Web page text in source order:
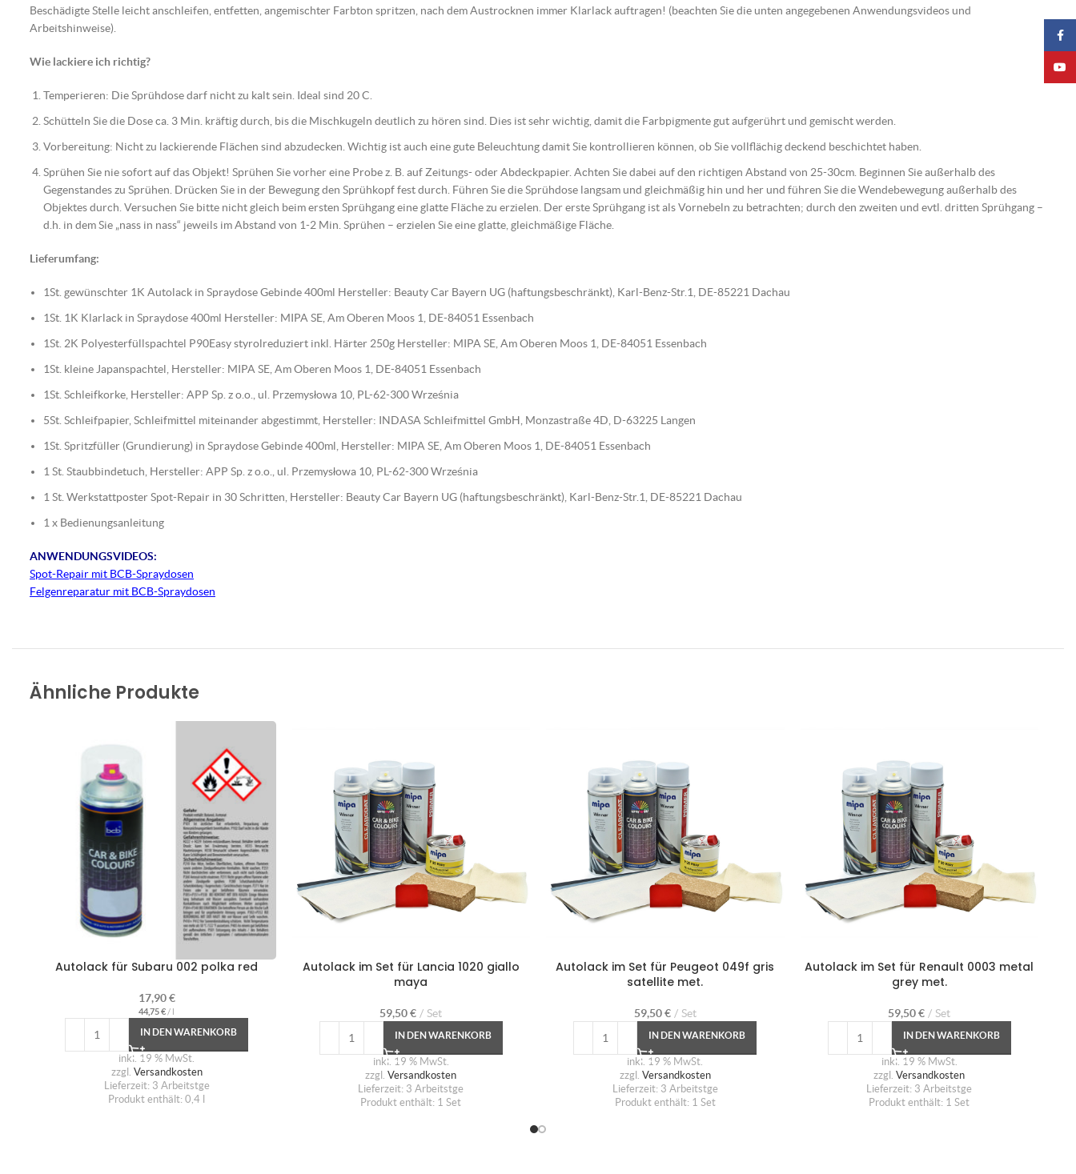
Beschädigte Stelle leicht anschleifen, entfetten, angemischter Farbton spritzen, nach dem Austrocknen immer Klarlack auftragen! (beachten Sie die unten angegebenen Anwendungsvideos und
Arbeitshinweise).
Wie lackiere ich richtig?
Temperieren: Die Sprühdose darf nicht zu kalt sein. Ideal sind 20 C.
Schütteln Sie die Dose ca. 3 Min. kräftig durch, bis die Mischkugeln deutlich zu hören sind. Dies ist sehr wichtig, damit die Farbpigmente gut aufgerührt und gemischt werden.
Vorbereitung: Nicht zu lackierende Flächen sind abzudecken. Wichtig ist auch eine gute Beleuchtung damit Sie kontrollieren können, ob Sie vollflächig deckend beschichtet haben.
Sprühen Sie nie sofort auf das Objekt! Sprühen Sie vorher eine Probe z. B. auf Zeitungs- oder Abdeckpapier. Achten Sie dabei auf den richtigen Abstand von 25-30cm. Beginnen Sie außerhalb des
Gegenstandes zu Sprühen. Drücken Sie in der Bewegung den Sprühkopf fest durch. Führen Sie die Sprühdose langsam und gleichmäßig hin und her und führen Sie die Wendebewegung außerhalb des
Objektes durch. Versuchen Sie bitte nicht gleich beim ersten Sprühgang eine glatte Fläche zu erzielen. Der erste Sprühgang ist als Vornebeln zu betrachten; durch den zweiten und evtl. dritten Sprühgang –
d.h. in dem Sie „nass in nass“ jeweils im Abstand von 1-2 Min. Sprühen – erzielen Sie eine glatte, gleichmäßige Fläche.
Lieferumfang:
1St. gewünschter 1K Autolack in Spraydose Gebinde 400ml Hersteller: Beauty Car Bayern UG (haftungsbeschränkt), Karl-Benz-Str.1, DE-85221 Dachau
1St. 1K Klarlack in Spraydose 400ml Hersteller: MIPA SE, Am Oberen Moos 1, DE-84051 Essenbach
1St. 2K Polyesterfüllspachtel P90Easy styrolreduziert inkl. Härter 250g Hersteller: MIPA SE, Am Oberen Moos 1, DE-84051 Essenbach
1St. kleine Japanspachtel, Hersteller: MIPA SE, Am Oberen Moos 1, DE-84051 Essenbach
1St. Schleifkorke, Hersteller: APP Sp. z o.o., ul. Przemysłowa 10, PL-62-300 Września
5St. Schleifpapier, Schleifmittel miteinander abgestimmt, Hersteller: INDASA Schleifmittel GmbH, Monzastraße 4D, D-63225 Langen
1St. Spritzfüller (Grundierung) in Spraydose Gebinde 400ml, Hersteller: MIPA SE, Am Oberen Moos 1, DE-84051 Essenbach
1 St. Staubbindetuch, Hersteller: APP Sp. z o.o., ul. Przemysłowa 10, PL-62-300 Września
1 St. Werkstattposter Spot-Repair in 30 Schritten, Hersteller: Beauty Car Bayern UG (haftungsbeschränkt), Karl-Benz-Str.1, DE-85221 Dachau
1 x Bedienungsanleitung
ANWENDUNGSVIDEOS:
Spot-Repair mit BCB-Spraydosen
Felgenreparatur mit BCB-Spraydosen
Ähnliche Produkte
Autolack für Subaru 002 polka red
17,90€
44,75€ / l
IN DEN WARENKORB
inkl. 19 % MwSt.
zzgl. Versandkosten
Lieferzeit: 3 Arbeitstge
Produkt enthält: 0,4 l
Autolack im Set für Lancia 1020 giallo
maya
59,50€ Set
IN DEN WARENKORB
inkl. 19 % MwSt.
zzgl.Versandkosten
Lieferzeit: 3 Arbeitstge
Produkt enthält: 1Set
Autolack im Set für Peugeot 049f gris
satellite met.
59,50€ Set
IN DEN WARENKORB
inkl. 19 % MwSt.
zzgl. Versandkosten
Lieferzeit: 3 Arbeitstge
Produkt enthält: 1 Set
Autolack im Set für Renault 0003 metal
grey met.
59,50€ Set
IN DEN WARENKORB
inkl. 19 % MwSt.
zzgl.Versandkosten
Lieferzeit: 3 Arbeitstge
Produkt enthält: 1Set